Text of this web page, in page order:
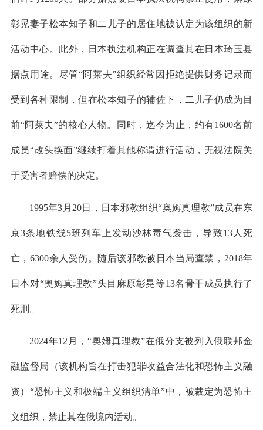
彰晃妻子松本知子和二儿子的居住地被认定为该组织的新
活动中心。此外，日本执法机构正在调查其在日本琦玉县
据点用途。尽管“阿莱夫”组织经常因拒绝提供财务记录而
受到各种限制，但在松本知子的辅佐下，二儿子仍成为目
前“阿莱夫”的核心人物。同时，迄今为止，约有1600名前
成员“改头换面”继续打着其他称谓进行活动，无视法院关
于受害者赔偿的决定。
1995年3月20日，日本邪教组织“奥姆真理教”成员在东
京3条地铁线5班列车上发动沙林毒气袭击，导致13人死
亡，6300余人受伤。随后该邪教被日本当局查禁，2018年
日本对“奥姆真理教”头目麻原彰晃等13名骨干成员执行了
死刑。
2024年12月，“奥姆真理教”在俄分支被列入俄联邦金
融监督局（该机构旨在打击犯罪收益合法化和恐怖主义融
资）“恐怖主义和极端主义组织清单”中，被裁定为恐怖主
义组织，禁止其在俄境内活动。